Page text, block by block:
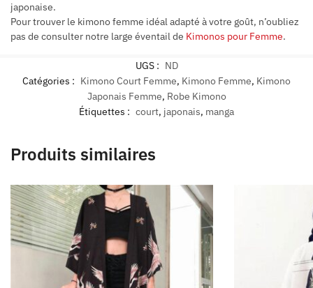
japonaise.
Pour trouver le kimono femme idéal adapté à votre goût, n’oubliez
pas de consulter notre large éventail de Kimonos pour Femme.
UGS : ND
Catégories : Kimono Court Femme, Kimono Femme, Kimono
Japonais Femme, Robe Kimono
Étiquettes : court, japonais, manga
Produits similaires